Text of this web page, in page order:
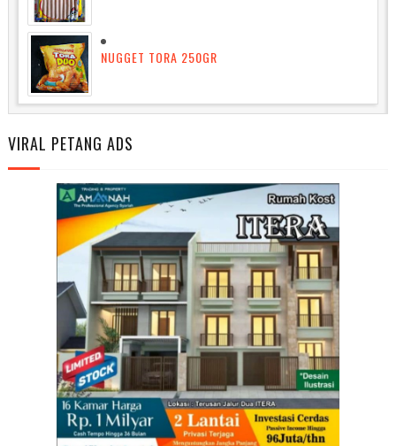
NUGGET TORA 250GR
VIRAL PETANG ADS